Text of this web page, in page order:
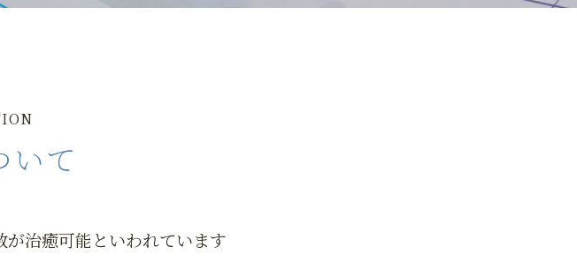
いて
が治癒可能といわれています